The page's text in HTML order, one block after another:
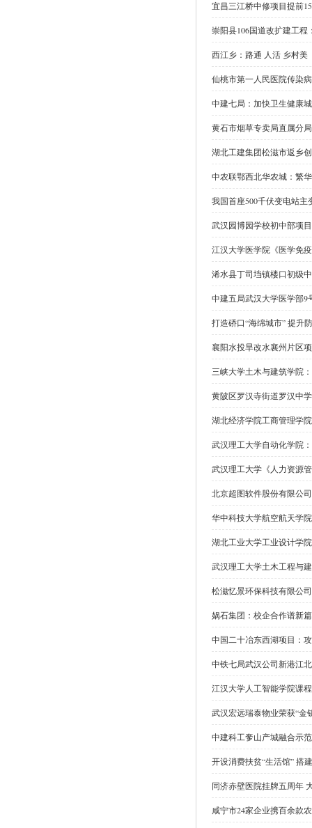
宜昌三江桥中修项目提前
崇阳县106国道改扩建工
西江乡：路通 人活 乡村美
仙桃市第一人民医院传染
中建七局：加快卫生健康
黄石市烟草专卖局直属分
湖北工建集团松滋市返乡
中农联鄂西北华农城：繁
我国首座500千伏变电站
武汉园博园学校初中部项
江汉大学医学院《医学免
浠水县丁司垱镇楼口初级
中建五局武汉大学医学部9
打造硚口“海绵城市” 提升
襄阳水投旱改水襄州片区
三峡大学土木与建筑学院
黄陂区罗汉寺街道罗汉中
湖北经济学院工商管理学
武汉理工大学自动化学院
武汉理工大学《人力资源
北京超图软件股份有限公
华中科技大学航空航天学
湖北工业大学工业设计学
武汉理工大学土木工程与
松滋忆景环保科技有限公
娲石集团：校企合作谱新
中国二十冶东西湖项目：
中铁七局武汉公司新港江
江汉大学人工智能学院课
武汉宏远瑞泰物业荣获“金
中建科工奓山产城融合示
开设消费扶贫“生活馆” 搭
同济赤壁医院挂牌五周年
咸宁市24家企业携百余款